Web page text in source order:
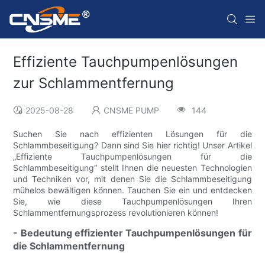
Effiziente Tauchpumpenlösungen
zur Schlammentfernung
2025-08-28 CNSME PUMP 144
Suchen Sie nach effizienten Lösungen für die
Schlammbeseitigung? Dann sind Sie hier richtig! Unser Artikel
„Effiziente Tauchpumpenlösungen für die
Schlammbeseitigung“ stellt Ihnen die neuesten Technologien
und Techniken vor, mit denen Sie die Schlammbeseitigung
mühelos bewältigen können. Tauchen Sie ein und entdecken
Sie, wie diese Tauchpumpenlösungen Ihren
Schlammentfernungsprozess revolutionieren können!
- Bedeutung effizienter Tauchpumpenlösungen für
die Schlammentfernung